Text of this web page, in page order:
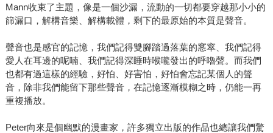
Mann收束了主題，像是一個沙漏，流動的一切都要穿越那小小的
篩漏口，解構音樂、解構載體，剩下的最原始的本質是聲音。
聲音也是感官的記憶，我們記得雙腳踏過落葉的窸窣、我們記得
愛人在耳邊的呢喃、我們記得深睡時喉嚨發出的呼嚕聲。而我們
也都有過這樣的經驗，好怕、好害怕，好怕會忘記某個人的聲
音，除非我們能留下那些聲音，在記憶逐漸模糊之時，仍能一再
重複播放。
Peter向來是個幽默的漫畫家，許多獨立出版的作品也總讓我們驚